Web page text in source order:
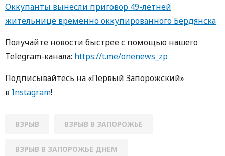
Оккупанты вынесли приговор 49-летней
жительнице временно оккупированного Бердянска
Получайте новости быстрее с помощью нашего
Telegram-канала: https://t.me/onenews_zp
Подписывайтесь на «Первый Запорожский»
в Instagram!
ВЗРЫВ ВЗРЫВ В ЗАПОРОЖЬЕ
ВЗРЫВ В ЗАПОРОЖЬЕ ДНЕМ